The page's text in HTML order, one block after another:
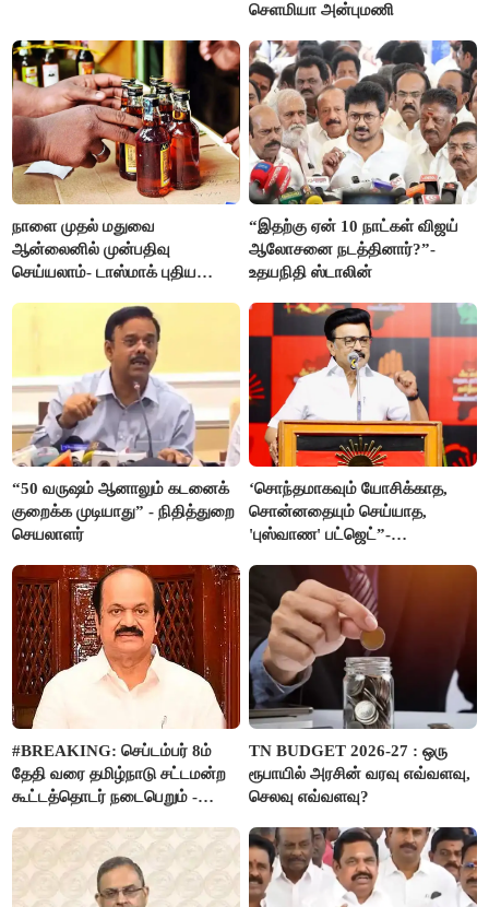
செளமியா அன்புமணி
நாளை முதல் மதுவை
ஆன்லைனில் முன்பதிவு
செய்யலாம்- டாஸ்மாக் புதிய
“இதற்கு ஏன் 10 நாட்கள் விஜய்
ஆலோசனை நடத்தினார்?”-
உதயநிதி ஸ்டாலின்
“50 வருஷம் ஆனாலும் கடனைக்
குறைக்க முடியாது” - நிதித்துறை
செயலாளர்
‘சொந்தமாகவும் யோசிக்காத,
சொன்னதையும் செய்யாத,
'புஸ்வாண' பட்ஜெட்”-
#BREAKING: செப்டம்பர் 8ம்
தேதி வரை தமிழ்நாடு சட்டமன்ற
கூட்டத்தொடர் நடைபெறும் -
TN BUDGET 2026-27 : ஒரு
ரூபாயில் அரசின் வரவு எவ்வளவு,
செலவு எவ்வளவு?